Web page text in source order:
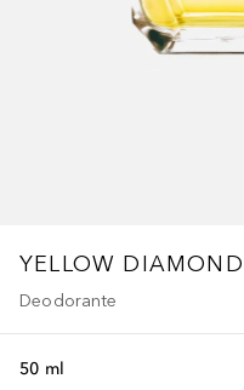
YELLOW DIAMOND
Deodorante
50 ml